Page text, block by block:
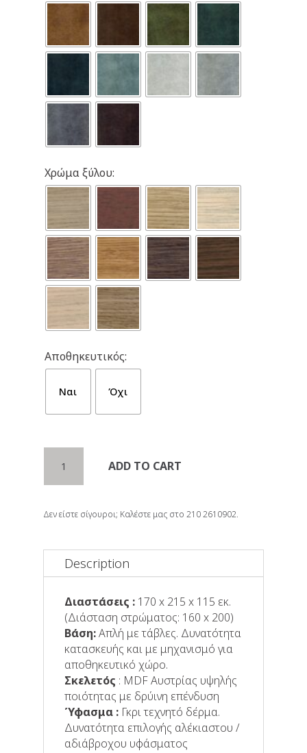
Χρώμα ξύλου:
Αποθηκευτικός:
Ναι Όχι
TUBE
quantity
ADD TO CART
Δεν είστε σίγουροι; Καλέστε μας στο 210 2610902.
Description
Διαστάσεις : 170 x 215 x 115 εκ.
(Διάσταση στρώματος: 160 x 200)
Βάση:Απλή με τάβλες. Δυνατότητα
κατασκευής και με μηχανισμό για
αποθηκευτικό χώρο.
Σκελετός : MDF Αυστρίας υψηλής
ποιότητας με δρύινη επένδυση
Ύφασμα :Γκρι τεχνητό δέρμα.
Δυνατότητα επιλογής αλέκιαστoυ /
αδιάβροχoυ υφάσματος